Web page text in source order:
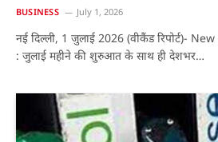
BUSINESS July 1, 2026
नई दिल्ली, 1 जुलाई 2026 (वीकैंड रिपोर्ट)-
: जुलाई महीने की शुरुआत के साथ ही देशभर…